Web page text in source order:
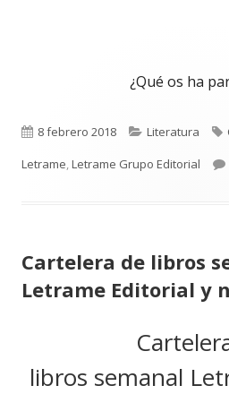
¿Qué os ha
Publicado
el
8 febrero 2018 Categorías
Literatura
Letrame,Letrame Grupo Editorial
Cartelera de libros
Letrame Editorial y
libros semanal